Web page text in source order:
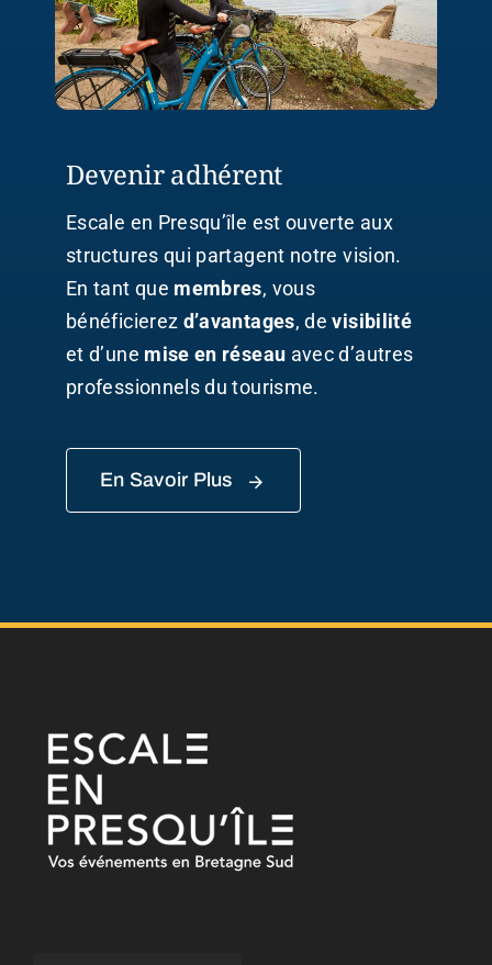
Devenir adhérent
Escale en Presqu’île est ouverte aux
structures qui partagent notre vision.
En tant que membres, vous
bénéficierez d’avantages, de visibilité
et d’une mise en réseau avec d’autres
professionnels du tourisme.
En Savoir Plus